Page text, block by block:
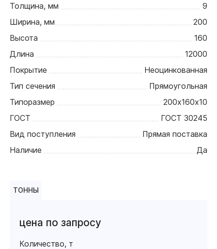
Толщина, мм
9
Ширина, мм
200
Высота
160
Длина
12000
Покрытие
Неоцинкованная
Тип сечения
Прямоугольная
Типоразмер
200х160х10
ГОСТ
ГОСТ 30245
Вид поступления
Прямая поставка
Наличие
Да
ТОННЫ
цена по запросу
Количество, т